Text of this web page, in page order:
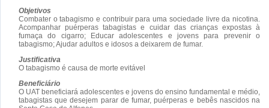
Objetivos
Combater o tabagismo e contribuir para uma sociedade livre da nicotina.
Acompanhar puérperas tabagistas e cuidar das crianças expostas à
fumaça do cigarro; Educar adolescentes e jovens para prevenir o
tabagismo; Ajudar adultos e idosos a deixarem de fumar.
Justificativa
O tabagismo é causa de morte evitável
Beneficiário
O UAT beneficiará adolescentes e jovens do ensino fundamental e médio,
tabagistas que desejem parar de fumar, puérperas e bebês nascidos na